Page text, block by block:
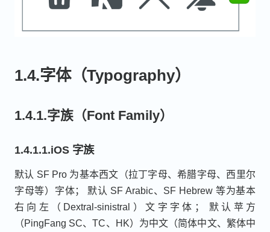
1.4.字体（Typography）
1.4.1.字族（Font Family）
1.4.1.1.iOS 字族
默认 SF Pro 为基本西文（拉丁字母、希腊字母、西里尔
字母等）字体； 默认 SF Arabic、SF Hebrew 等为基本
右向左（Dextral-sinistral）文字字体； 默认苹方
（PingFang SC、TC、HK）为中文（简体中文、繁体中